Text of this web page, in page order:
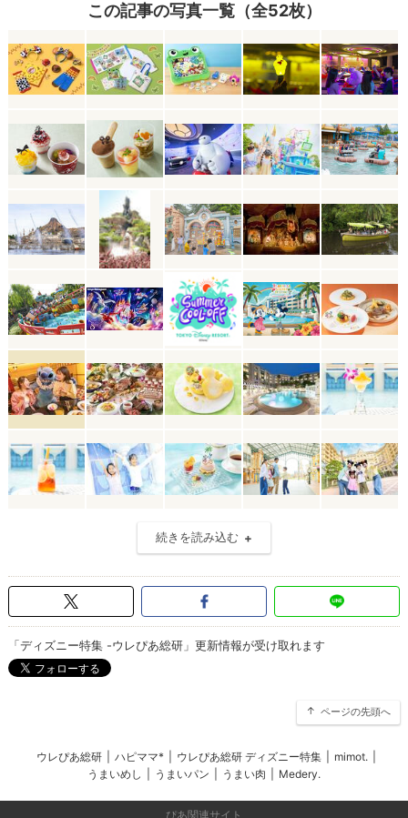
この記事の写真一覧（全52枚）
続きを読み込む
「ディズニー特集 -ウレぴあ総研」更新情報が受け取れます
ページの先頭へ
ウレぴあ総研 ハピママ* ウレぴあ総研 ディズニー特集 mimot.
うまいめし
うまいパン うまい肉 Medery.
ぴあ関連サイト